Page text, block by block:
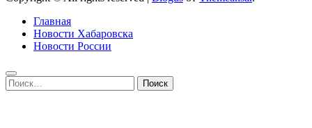
Главная
Новости Хабаровска
Новости России
Найти: